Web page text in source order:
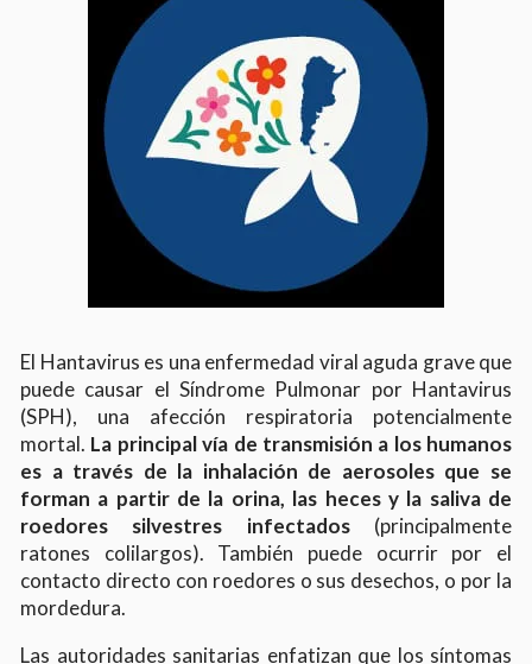
El Hantavirus es una enfermedad viral aguda grave que
puede causar el Síndrome Pulmonar por Hantavirus
(SPH), una afección respiratoria potencialmente
mortal. La principal vía de transmisión a los humanos
es a través de la inhalación de aerosoles que se
forman a partir de la orina, las heces y la saliva de
roedores silvestres infectados(principalmente
ratones colilargos). También puede ocurrir por el
contacto directo con roedores o sus desechos, o por la
mordedura.
Las autoridades sanitarias enfatizan que los síntomas